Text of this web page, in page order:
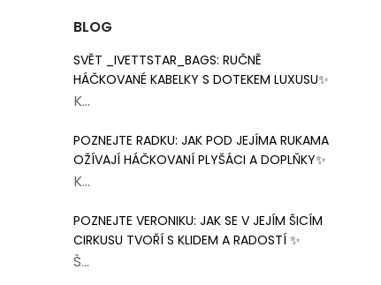
BLOG
SVĚT _IVETTSTAR_BAGS: RUČNĚ
HÁČKOVANÉ KABELKY S DOTEKEM LUXUSU✨
K...
POZNEJTE RADKU: JAK POD JEJÍMA RUKAMA
OŽÍVAJÍ HÁČKOVANÍ PLYŠÁCI A DOPLŇKY✨
K...
POZNEJTE VERONIKU: JAK SE V JEJÍM ŠICÍM
CIRKUSU TVOŘÍ S KLIDEM A RADOSTÍ ✨
Š...